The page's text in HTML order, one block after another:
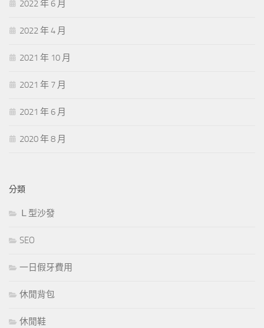
2022 年 6 月
2022 年 4 月
2021 年 10 月
2021 年 7 月
2021 年 6 月
2020 年 8 月
分類
Ｌ型沙發
SEO
一日假牙費用
休閒背包
休閒鞋